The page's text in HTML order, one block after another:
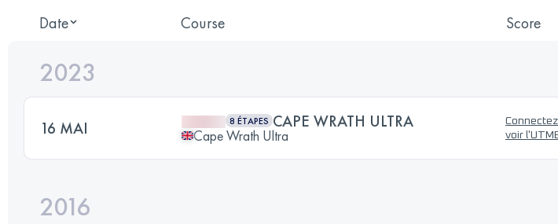
Date Course Score
2023
16 MAI 8 ÉTAPES CAPE WRATH ULTRA
Cape Wrath Ultra
voir
2016